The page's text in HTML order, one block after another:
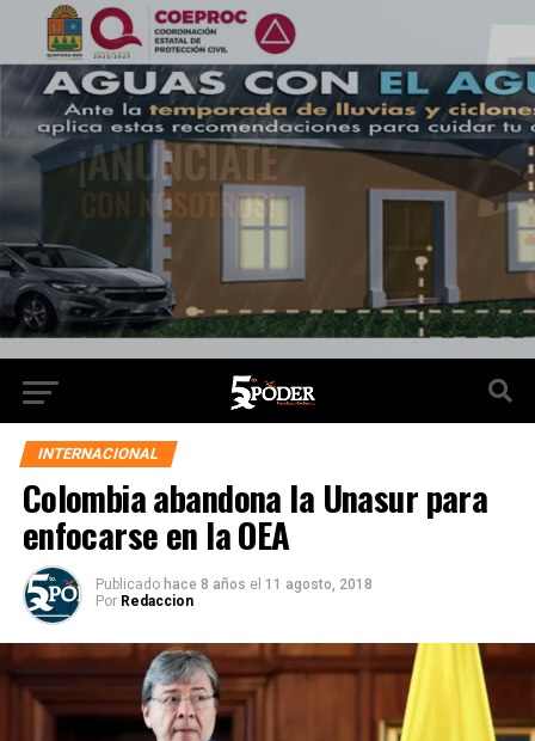
INTERNACIONAL
Colombia abandona la Unasur para
enfocarse en la OEA
Publicado hace 8 años el 11 agosto, 2018
Por Redaccion